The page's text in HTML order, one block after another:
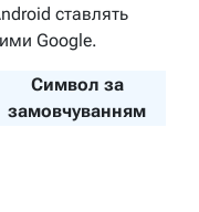
ставлять
Google.
Символ за
замовчуванням